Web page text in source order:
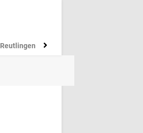
Reutlingen Münsingen